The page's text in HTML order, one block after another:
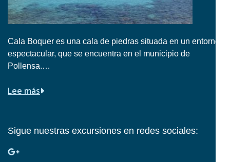
Cala Boquer es una cala de piedras situada en un entorno
espectacular, que se encuentra en el municipio de
Pollensa.…
Lee más
Sigue nuestras excursiones en redes sociales: